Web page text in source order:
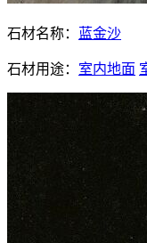
石材名称： 蓝金沙
石材用途： 室内地面